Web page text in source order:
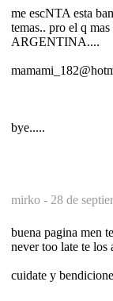
me escNTA esta
temas.. pro el q
ARGENTINA....
bye.....
mirko - 28 de
buena pagina men
never too late te los
cuidate y